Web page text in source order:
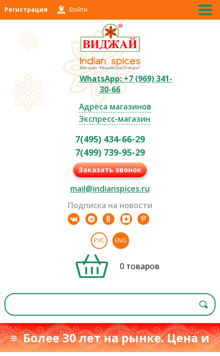
Регистрация Войти
WhatsApp: +7 (969) 341-
30-66
Адреса магазинов
Экспресс-магазин
7(495) 434-66-29
7(499) 739-95-29
Заказать звонок
mail@indianspices.ru
Подписка на новости
РУС ENG
0 товаров
≡ Более 30 лет на рынке. Цена и